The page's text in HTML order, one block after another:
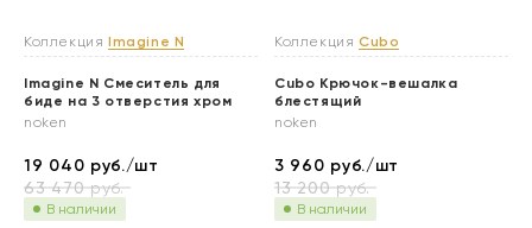
Коллекция Imagine N
Imagine N Смеситель для
биде на 3 отверстия хром
noken
19 040 руб./шт
63 470руб.
В наличии
Коллекция Cubo
Cubo Крючок-вешалка
блестящий
noken
3 960 руб./шт
13 200руб.
В наличии